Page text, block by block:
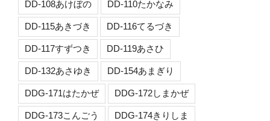
DD-108あけぼの DD-110たかなみ
DD-115あきづき DD-116てるづき
DD-117すずつき DD-119あさひ
DD-132あさゆき DD-154あまぎり
DDG-171はたかぜ DDG-172しまかぜ
DDG-173こんごう DDG-174きりしま